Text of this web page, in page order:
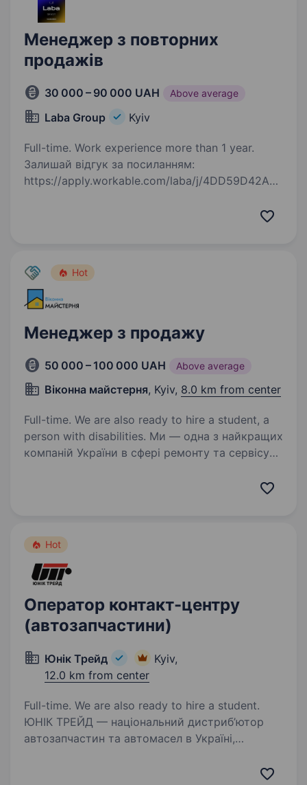
Менеджер з повторних
продажів
30 000 – 90 000 UAH Above average
Laba Group Kyiv
Full-time. Work experience more than 1 year.
Залишай відгук за посиланням:
https://apply.workable.com/laba/j/4DD59D42A6/
Hot
Менеджер з продажу
50 000 – 100 000 UAH Above average
Віконна майстерня, Kyiv, 8.0 km from center
Full-time. We are also ready to hire a student, a
person with disabilities. Ми — одна з найкращих
компаній України в сфері ремонту та сервісу
Hot
Оператор контакт-центру
(автозапчастини)
Юнiк Трейд
Kyiv,
12.0 km from center
Full-time. We are also ready to hire a student.
ЮНІК ТРЕЙД — національний дистриб’ютор
автозапчастин та автомасел в Україні,
на вакантну посаду оператора контакт центру.